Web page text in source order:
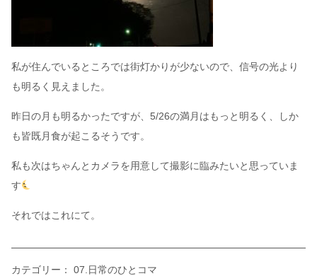
私が住んでいるところでは街灯かりが少ないので、信号の光より
も明るく見えました。
昨日の月も明るかったですが、5/26の満月はもっと明るく、しか
も皆既月食が起こるそうです。
私も次はちゃんとカメラを用意して撮影に臨みたいと思っていま
す
それではこれにて。
カテゴリー： 07.日常のひとコマ